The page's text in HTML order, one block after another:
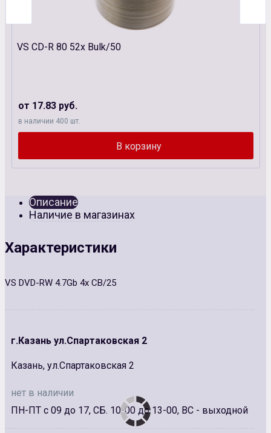
VS CD-R 80 52x Bulk/50
от 17.83 руб.
в наличии 400 шт.
Описание
Наличие в магазинах
Характеристики
VS DVD-RW 4.7Gb 4x СВ/25
г.Казань ул.Спартаковская 2
Казань, ул.Спартаковская 2
нет в наличии
ПН-ПТ с 09 до 17, СБ. 10-00 до 13-00, ВС - выходной